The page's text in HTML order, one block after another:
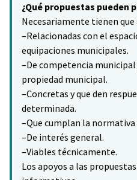
−
¿Qué propuestas pueden
Necesariamente tienen que
–Relacionadas con el
equipaciones municipales.
–De competencia municipal
propiedad municipal.
–Concretas y que den
determinada.
–Que cumplan la
–De interés general.
–Viables técnicamente.
Los apoyos a las